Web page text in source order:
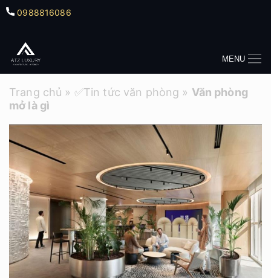
0988816086
MENU
Trang chủ » ✅Tin tức văn phòng » Văn phòng
mở là gì